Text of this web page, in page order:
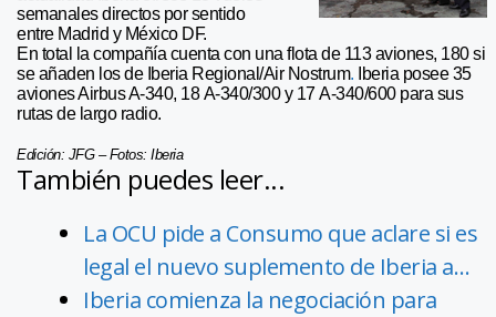
semanales directos por sentido
entre Madrid y México DF.
En total la compañía cuenta con una flota de 113 aviones, 180 si
se añaden los de Iberia Regional/Air Nostrum. Iberia posee 35
aviones Airbus A-340, 18 A-340/300 y 17 A-340/600 para sus
rutas de largo radio.
Edición: JFG – Fotos: Iberia
También puedes leer...
La OCU pide a Consumo que aclare si es
legal el nuevo suplemento de Iberia a…
Iberia comienza la negociación para